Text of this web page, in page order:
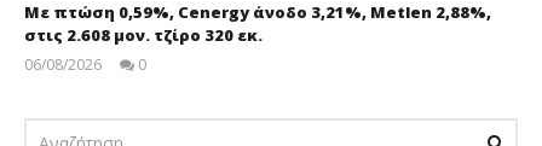
Με πτώση 0,59%, Cenergy άνοδο 3,21%, Metlen 2,88%,
στις 2.608 μον. τζίρο 320 εκ.
06/08/2026
0